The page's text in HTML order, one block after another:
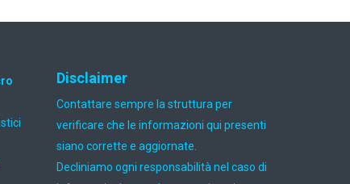
Disclaimer
Contattare sempre la struttura per
verificare che le informazioni qui presenti
siano corrette e aggiornate.
Decliniamo ogni responsabilità nel caso di